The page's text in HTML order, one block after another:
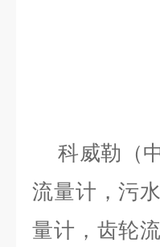
科威勒（
流量计，污
量计，齿轮